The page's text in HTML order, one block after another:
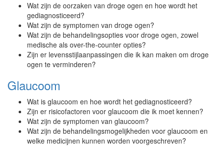
Wat zijn de oorzaken van droge ogen en hoe wordt het
gediagnosticeerd?
Wat zijn de symptomen van droge ogen?
Wat zijn de behandelingsopties voor droge ogen, zowel
medische als over-the-counter opties?
Zijn er levensstijlaanpassingen die ik kan maken om droge
ogen te verminderen?
Glaucoom
Wat is glaucoom en hoe wordt het gediagnosticeerd?
Zijn er risicofactoren voor glaucoom die ik moet kennen?
Wat zijn de symptomen van glaucoom?
Wat zijn de behandelingsmogelijkheden voor glaucoom en
welke medicijnen kunnen worden voorgeschreven?